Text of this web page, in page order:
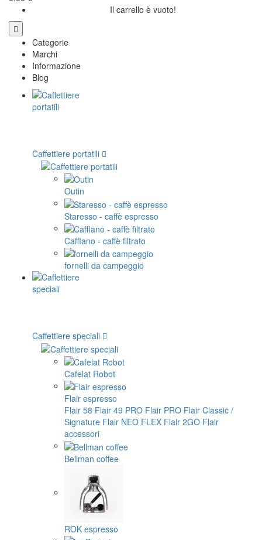
Il carrello è vuoto!
Categorie
Marchi
Informazione
Blog
Caffettiere portatili
Outin
Staresso - caffè espresso
Cafflano - caffè filtrato
fornelli da campeggio
Caffettiere speciali
Cafelat Robot
Flair espresso
Flair 58 Flair 49 PRO Flair PRO Flair Classic /
Signature Flair NEO FLEX Flair 2GO Flair
accessori
Bellman coffee
ROK espresso